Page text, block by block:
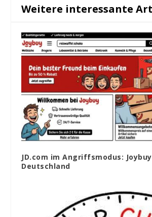
Weitere interessante
JD.com im Angriffsmodus:
Deutschland